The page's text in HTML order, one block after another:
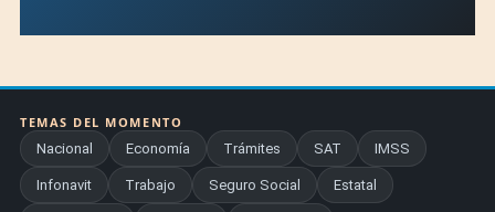
TEMAS DEL MOMENTO
Nacional
Economía Trámites SAT IMSS
Infonavit Trabajo Seguro Social Estatal